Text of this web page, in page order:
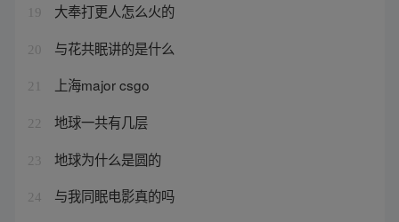
19 大奉打更人怎么火的
20 与花共眠讲的是什么
21 上海major csgo
22 地球一共有几层
23 地球为什么是圆的
24 与我同眠电影真的吗